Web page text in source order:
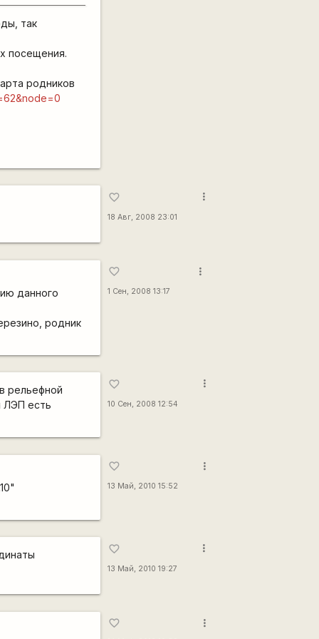
так
посещения.
родников
favorite_border
18 Авг, 2008 23:01
more_vert
данного
родник
favorite_border
1 Сен, 2008 13:17
more_vert
рельефной
ЛЭП есть
favorite_border
10 Сен, 2008 12:54
more_vert
favorite_border
13 Май, 2010 15:52
more_vert
favorite_border
13 Май, 2010 19:27
more_vert
favorite_border more_vert